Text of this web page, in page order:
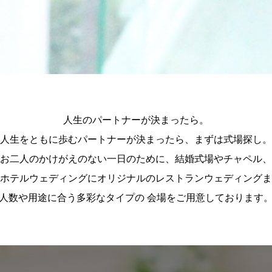
人生のパートナーが決まったら。
人生をともに歩むパートナーが決まったら、まずは式場探し。
お二人のかけがえのない一日のために、結婚式場やチャペル、
テルウェディングにオリジナルのレストランウェディング
数や用途に合う多彩なタイプの 会場をご用意しております